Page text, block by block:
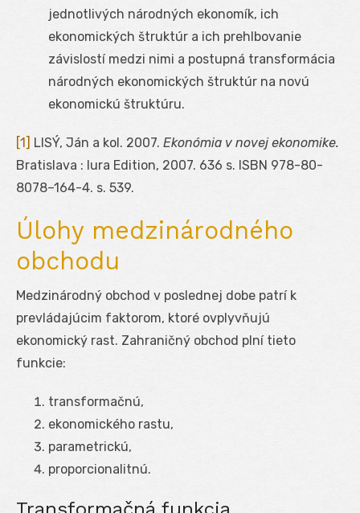
jednotlivých národných ekonomík, ich
ekonomických štruktúr a ich prehlbovanie
závislostí medzi nimi a postupná transformácia
národných ekonomických štruktúr na novú
ekonomickú štruktúru.
[1] LISÝ, Ján a kol. 2007. Ekonómia v novej ekonomike.
Bratislava : Iura Edition, 2007. 636 s. ISBN 978-80-
8078–164-4. s. 539.
Úlohy medzinárodného
obchodu
Medzinárodný obchod v poslednej dobe patrí k
prevládajúcim faktorom, ktoré ovplyvňujú
ekonomický rast. Zahraničný obchod plní tieto
funkcie:
transformačnú,
ekonomického rastu,
parametrickú,
proporcionalitnú.